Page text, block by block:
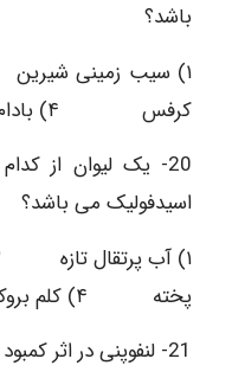
باشد؟
کرفس ۴) بادام زمینی
20- یک لیوان از
اسیدفولیک می باشد؟
پخته ۴) کلم بروکلی پخته
21- لنفوپنی در اثر کمبود کدام ماده مغذی است؟